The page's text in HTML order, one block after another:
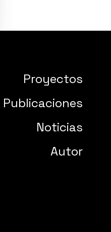
Proyectos
Publicaciones
Noticias
Autor